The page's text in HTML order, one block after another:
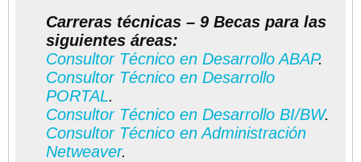
Carreras técnicas – 9 Becas para las
siguientes áreas:
Consultor Técnico en Desarrollo ABAP.
Consultor Técnico en Desarrollo
PORTAL.
Consultor Técnico en Desarrollo BI/BW.
Consultor Técnico en Administración
Netweaver.